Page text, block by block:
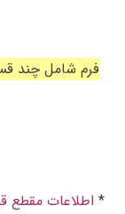
فرم شامل چند
* اطلاعات مقطع